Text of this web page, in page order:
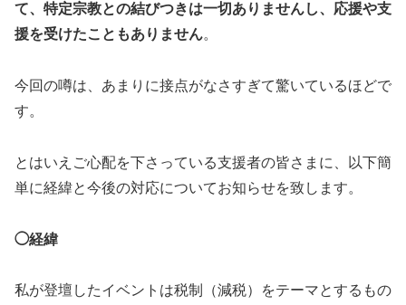
て、特定宗教との結びつきは一切ありませんし、応援や支
援を受けたこともありません。
今回の噂は、あまりに接点がなさすぎて驚いているほどで
す。
とはいえご心配を下さっている支援者の皆さまに、以下簡
単に経緯と今後の対応についてお知らせを致します。
◯経緯
私が登壇したイベントは税制（減税）をテーマとするもの